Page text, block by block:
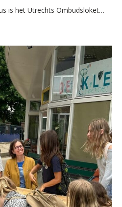
is het Utrechts Ombudsloket…